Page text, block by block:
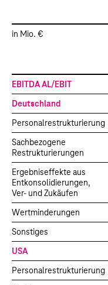
in Mio. €
EBITDA AL/EBIT
Deutschland
Personalrestrukturierung
Sachbezogene
Restrukturierungen
Ergebniseffekte aus
Entkonsolidierungen,
Ver- und Zukäufen
Wertminderungen
Sonstiges
USA
Personalrestrukturierung